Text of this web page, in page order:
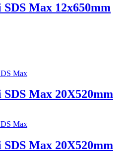
Max 12x650mm
Max
Max 20X520mm
Max
Max 20X520mm